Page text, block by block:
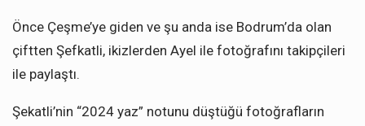
Önce Çeşme’ye giden ve şu anda ise Bodrum’da olan
çiftten Şefkatli, ikizlerden Ayel ile fotoğrafını takipçileri
ile paylaştı.
Şekatli’nin “2024 yaz” notunu düştüğü fotoğrafların